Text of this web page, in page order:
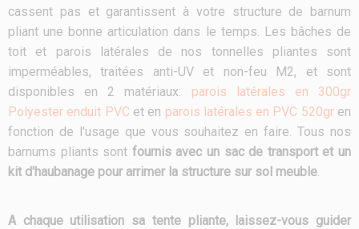
cassent pas et garantissent à votre structure de barnum
pliant une bonne articulation dans le temps. Les bâches de
toit et parois latérales de nos tonnelles pliantes sont
imperméables, traitées anti-UV et non-feu M2, et sont
disponibles en 2 matériaux: parois latérales en 300gr
Polyester enduit PVC et en parois latérales en PVC 520gren
fonction de l'usage que vous souhaitez en faire. Tous nos
barnums pliants sont fournis avec un sac de transport et un
kit d'haubanage pour arrimer la structure sur sol meuble.
A chaque utilisation sa tente pliante, laissez-vous guider